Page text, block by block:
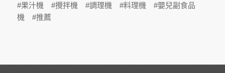
#果汁機 #攪拌機 #調理機 #料理機 #嬰兒副食品
機 #推薦